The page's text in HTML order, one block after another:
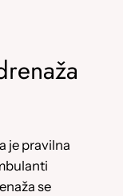
je pravilna
se